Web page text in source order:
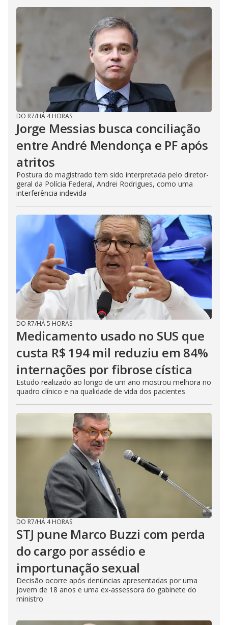
DO R7/HÁ 4 HORAS
Jorge Messias busca conciliação
entre André Mendonça e PF após
atritos
Postura do magistrado tem sido interpretada pelo diretor-
geral da Polícia Federal, Andrei Rodrigues, como uma
interferência indevida
DO R7/HÁ 5 HORAS
Medicamento usado no SUS que
custa R$ 194 mil reduziu em 84%
internações por fibrose cística
Estudo realizado ao longo de um ano mostrou melhora no
quadro clínico e na qualidade de vida dos pacientes
DO R7/HÁ 4 HORAS
STJ pune Marco Buzzi com perda
do cargo por assédio e
importunação sexual
Decisão ocorre após denúncias apresentadas por uma
jovem de 18 anos e uma ex-assessora do gabinete do
ministro